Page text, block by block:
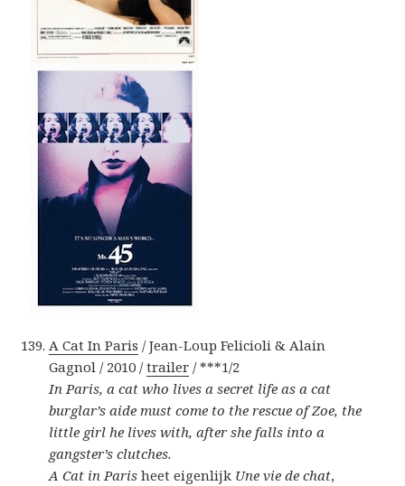
A Cat In Paris / Jean-Loup Felicioli & Alain
Gagnol / 2010 /trailer / ***1/2
In Paris, a cat who lives a secret life as a cat
burglar’s aide must come to the rescue of Zoe, the
little girl he lives with, after she falls into a
gangster’s clutches.
A Cat in Paris heet eigenlijk Une vie de chat,